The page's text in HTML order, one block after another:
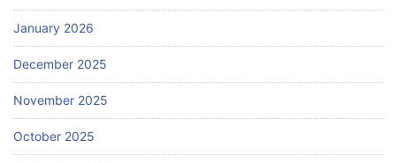
January 2026
December 2025
November 2025
October 2025